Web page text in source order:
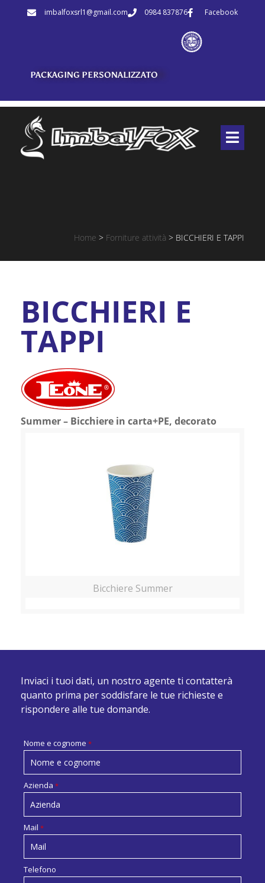
imbalfoxsrl1@gmail.com 0984 837876 Facebook
PACKAGING PERSONALIZZATO
Home > Forniture attività > BICCHIERI E TAPPI
BICCHIERI E
TAPPI
Summer – Bicchiere in carta+PE, decorato
Bicchiere Summer
Inviaci i tuoi dati, un nostro agente ti contatterà
quanto prima per soddisfare le tue richieste e
rispondere alle tue domande.
Nome e cognome *
Azienda *
Mail *
Telefono